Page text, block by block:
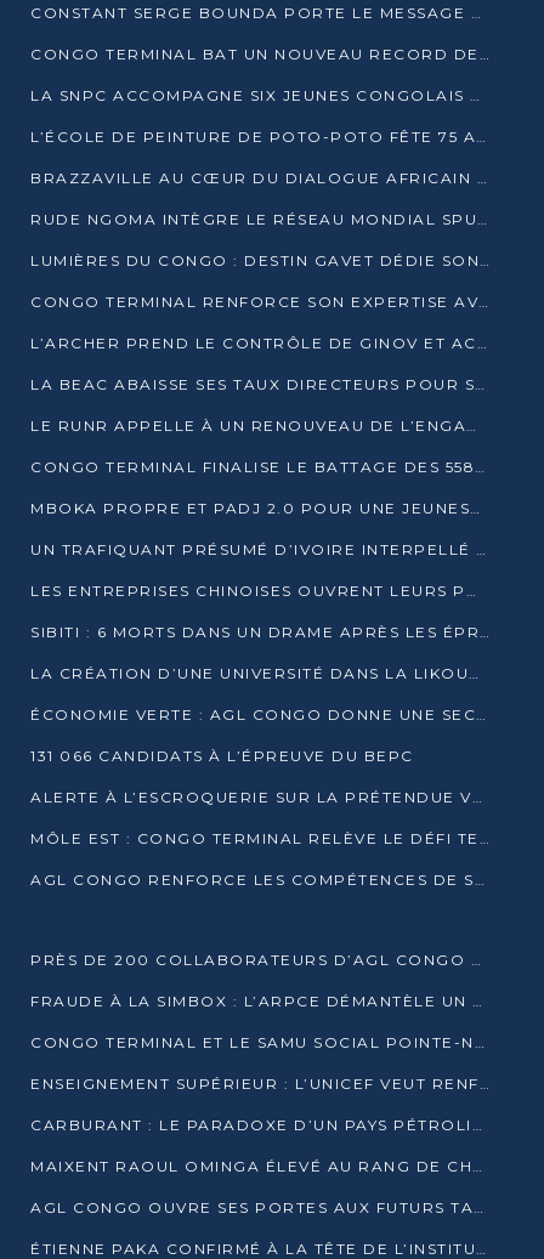
CONSTANT SERGE BOUNDA PORTE LE MESSAGE DE COMPASSION DE DENIS SASSOU NGUESSO EN IRAN
CONGO TERMINAL BAT UN NOUVEAU RECORD DE PRODUCTIVITÉ AU PORT DE POINTE-NOIRE
LA SNPC ACCOMPAGNE SIX JEUNES CONGOLAIS AUX OLYMPIADES PANAFRICAINES DE MATHÉMATIQUES
L’ÉCOLE DE PEINTURE DE POTO-POTO FÊTE 75 ANS AU SERVICE DE L’ART CONGOLAIS
BRAZZAVILLE AU CŒUR DU DIALOGUE AFRICAIN SUR LES OBJECTIFS DE DÉVELOPPEMENT DURABLE
RUDE NGOMA INTÈGRE LE RÉSEAU MONDIAL SPUTNIK PRO APRÈS UNE FORMATION À MOSCOU
LUMIÈRES DU CONGO : DESTIN GAVET DÉDIE SON PRIX À L’UNITÉ NATIONALE ET À LA JEUNESSE
CONGO TERMINAL RENFORCE SON EXPERTISE AVEC NEUF NOUVEAUX FORMATEURS EN ENGINS PORTUAIRES
L’ARCHER PREND LE CONTRÔLE DE GINOV ET ACCÉLÈRE SON VIRAGE NUMÉRIQUE
LA BEAC ABAISSE SES TAUX DIRECTEURS POUR SOUTENIR LA CROISSANCE EN ZONE CEMAC
LE RUNR APPELLE À UN RENOUVEAU DE L’ENGAGEMENT MILITANT
CONGO TERMINAL FINALISE LE BATTAGE DES 558 PIEUX DU FUTUR QUAI DU MÔLE EST
MBOKA PROPRE ET PADJ 2.0 POUR UNE JEUNESSE PLUS AUTONOME
UN TRAFIQUANT PRÉSUMÉ D’IVOIRE INTERPELLÉ À DOLISIE
LES ENTREPRISES CHINOISES OUVRENT LEURS PORTES AUX JEUNES DIPLÔMÉS
SIBITI : 6 MORTS DANS UN DRAME APRÈS LES ÉPREUVES DU BEPC
LA CRÉATION D’UNE UNIVERSITÉ DANS LA LIKOUALA AU CŒUR D’UNE RÉFLEXION NATIONALE
ÉCONOMIE VERTE : AGL CONGO DONNE UNE SECONDE VIE À SES DÉCHETS INDUSTRIELS
131 066 CANDIDATS À L’ÉPREUVE DU BEPC
ALERTE À L’ESCROQUERIE SUR LA PRÉTENDUE VENTE DE PARCELLES AFAT
MÔLE EST : CONGO TERMINAL RELÈVE LE DÉFI TECHNIQUE DES SABLES BITUMINEUX
AGL CONGO RENFORCE LES COMPÉTENCES DE SES ÉQUIPES AVEC LA CERTIFICATION CACES® R483
PRÈS DE 200 COLLABORATEURS D’AGL CONGO EN FORMATION JUSQU’EN JUILLET
FRAUDE À LA SIMBOX : L’ARPCE DÉMANTÈLE UN RÉSEAU UTILISANT DES CARTES SIM OUGANDAISES
CONGO TERMINAL ET LE SAMU SOCIAL POINTE-NOIRE RENOUVELLENT LEUR PARTENARIAT EN FAVEUR DES JEUNES VULNÉRABLES
ENSEIGNEMENT SUPÉRIEUR : L’UNICEF VEUT RENFORCER LA RECHERCHE SUR LES QUESTIONS DE L’ENFANCE
CARBURANT : LE PARADOXE D’UN PAYS PÉTROLIER CONFRONTÉ À DES PÉNURIES RÉCURRENTES
MAIXENT RAOUL OMINGA ÉLEVÉ AU RANG DE CHEVALIER DE L’ORDRE DE L’AMITIÉ ENTRE LA RUSSIE ET LE CONGO
AGL CONGO OUVRE SES PORTES AUX FUTURS TALENTS DE LA LOGISTIQUE
ÉTIENNE PAKA CONFIRMÉ À LA TÊTE DE L’INSTITUT GÉOGRAPHIQUE NATIONAL